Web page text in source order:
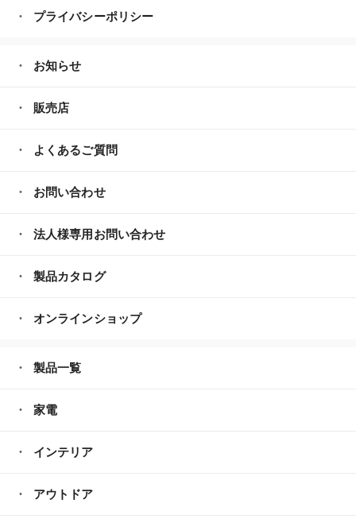
プライバシーポリシー
お知らせ
販売店
よくあるご質問
お問い合わせ
法人様専用お問い合わせ
製品カタログ
オンラインショップ
製品一覧
家電
インテリア
アウトドア